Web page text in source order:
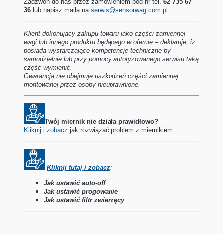
Zadzwoń do nas przez zamówieniem pod nr tel. 62 735 67
36 lub napisz maila na serwis@sensorwag.com.pl
Klient dokonujący zakupu towaru jako części zamiennej
wagi lub innego produktu będącego w ofercie – deklaruje, iż
posiada wystarczające kompetencje techniczne by
samodzielnie lub przy pomocy autoryzowanego serwisu taką
część wymienić.
Gwarancja nie obejmuje uszkodzeń części zamiennej
montowanej przez osoby nieuprawnione.
Twój miernik nie działa prawidłowo?
Kliknij i zobacz jak rozwiązać problem z miernikiem.
Kliknij tutaj i zobacz:
Jak ustawić auto-off
Jak ustawić progowanie
Jak ustawić filtr zwierzęcy